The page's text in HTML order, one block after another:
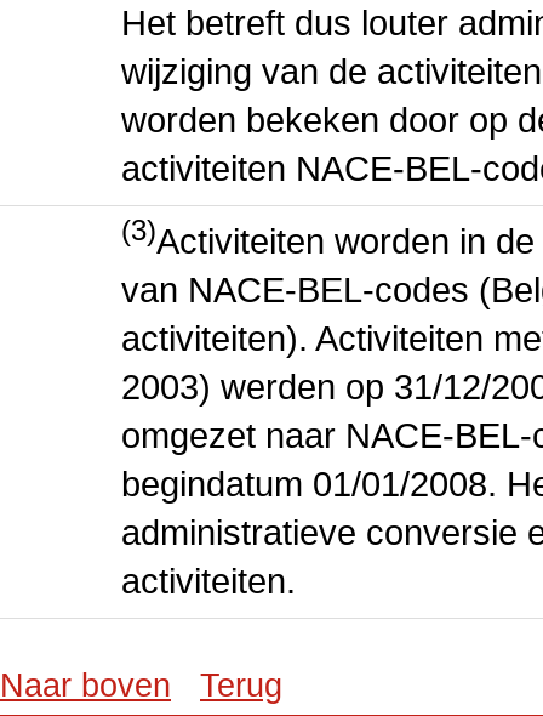
Het betreft dus louter
wijziging van de
worden bekeken door op
activiteiten NACE-BEL-
(3)Activiteiten worden in
van NACE-BEL-codes
activiteiten). Activiteiten
2003) werden op 31/12/
omgezet naar NACE-
begindatum 01/01/2008.
administratieve conversie
activiteiten.
Naar boven Terug